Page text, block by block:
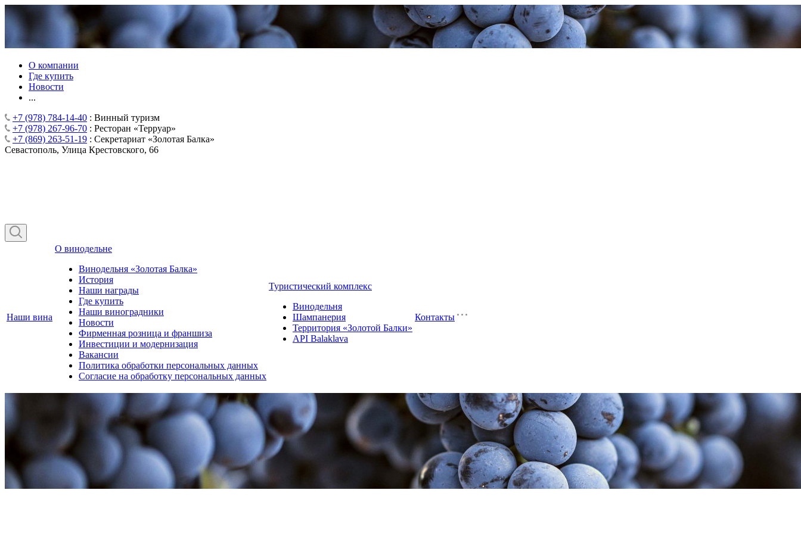
О компании
Где купить
Новости
...
+7 (978) 784-14-40 : Винный туризм
+7 (978) 267-96-70 : Ресторан «Терруар»
+7 (869) 263-51-19 : Секретариат «Золотая Балка»
Севастополь, Улица Крестовского, 66
Наши вина
О винодельне
Винодельня «Золотая Балка»
История
Наши награды
Где купить
Наши виноградники
Новости
Фирменная розница и франшиза
Инвестиции и модернизация
Вакансии
Политика обработки персональных данных
Согласие на обработку персональных данных
Туристический комплекс
Винодельня
Шампанерия
Территория «Золотой Балки»
API Balaklava
Контакты